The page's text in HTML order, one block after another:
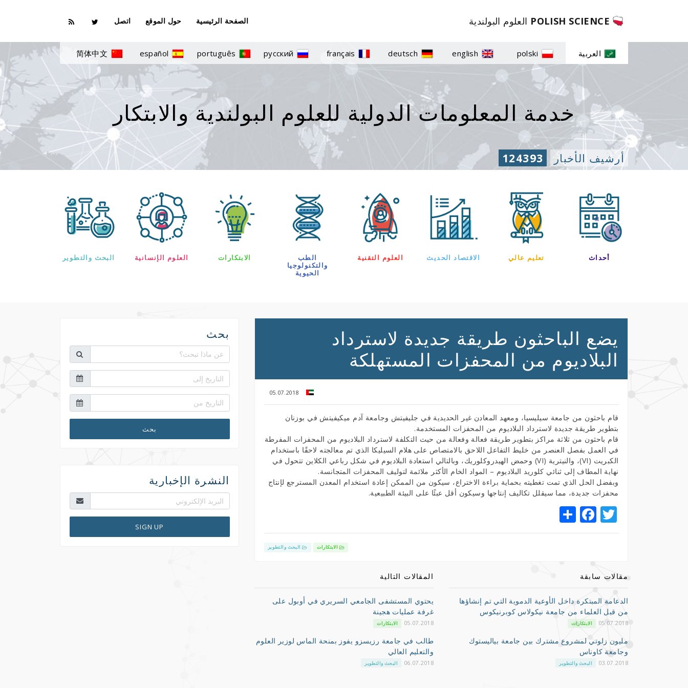
POLISH SCIENCE العلوم البولندية الصفحة الرئيسية حول الموقع اتصل
العربية polski
english
deutsch
français
русский
português
español
简体中文
خدمة المعلومات الدولية للعلوم البولندية والابتكار
أرشيف الأخبار 124393
أحداث تعليم عالي الاقتصاد الحديث العلوم التقنية
الطب
والتكنولوجيا
الحيوية
الابتكارات العلوم الإنسانية البحث والتطوير
يضع الباحثون طريقة جديدة لاسترداد
البلاديوم من المحفزات المستهلكة
05.07.2018
قام باحثون من جامعة سيليسيا، ومعهد المعادن غير الحديدية في جليفيتش وجامعة آدم ميكيفيتش في بوزنان
بتطوير طريقة جديدة لاسترداد البلاديوم من المحفزات المستخدمة.
قام باحثون من ثلاثة مراكز بتطوير طريقة فعالة وفعالة من حيث التكلفة لاسترداد البلاديوم من المحفزات المفرطة
في العمل بفصل العنصر من خليط التفاعل اللاحق بالامتصاص على هلام السيليكا الذي تم معالجته لاحقًا باستخدام
الكبريت (VI)، والنيترية (VI) وحمض الهيدروكلوريك، وبالتالي استعادة البلاديوم في شكل رباعي الكلاين تتحول في
نهاية المطاف إلى ثنائي كلوريد البلاديوم – المواد الخام الأكثر ملائمة لتوليف المحفزات المتجانسة.
وبفضل الحل الذي تمت تغطيته بحماية براءة الاختراع، سيكون من الممكن إعادة استخدام المعدن المسترجع لإنتاج
محفزات جديدة، مما سيقلل تكاليف إنتاجها وسيكون أقل عبئًا على البيئة الطبيعية.
T
w
te
r
F
a
o
o
k
h
الابتكارات البحث والتطوير
مقالات سابقة
الدعامة المبتكرة داخل الأوعية الدموية التي تم إنشاؤها
من قبل العلماء من جامعة نيكولاس كوبرنيكوس
05.07.2018 الابتكارات
مليون زلوتي لمشروع مشترك بين جامعة بياليستوك
وجامعة كاوناس
03.07.2018 البحث والتطوير
المقالات التالية
يحتوي المستشفى الجامعي السريري في أوبول على
غرفة عمليات هجينة
05.07.2018 الابتكارات
طالب في جامعة رزيسزو يفوز بمنحة الماس لوزير العلوم
والتعليم العالي
06.07.2018 البحث والتطوير
بحث
بحث
النشرة الإخبارية
SIGN UP